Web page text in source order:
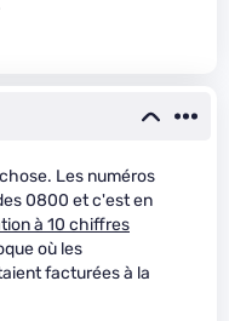
Les numéros
0800 et c'est en
à 10 chiffres
où les
facturées à la